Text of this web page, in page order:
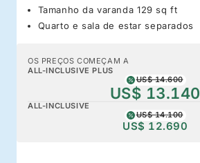
Tamanho da varanda 129 sq ft
Quarto e sala de estar separados
OS PREÇOS COMEÇAM A
ALL-INCLUSIVE PLUS
US$ 14.600
US$ 13.140
ALL-INCLUSIVE
US$ 14.100
US$ 12.690